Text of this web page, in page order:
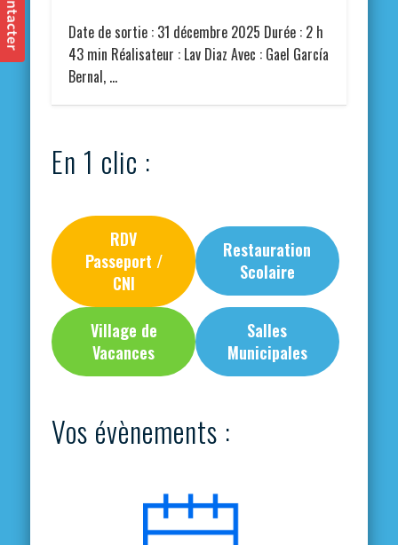
Date de sortie : 31 décembre 2025 Durée : 2 h
43 min Réalisateur : Lav Diaz Avec : Gael García
Bernal, …
En 1 clic :
RDV
Passeport /
CNI
Restauration
Scolaire
Village de
Vacances
Salles
Municipales
Vos évènements :